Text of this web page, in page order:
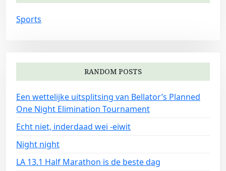
Sports
RANDOM POSTS
Een wettelijke uitsplitsing van Bellator’s Planned
One Night Elimination Tournament
Echt niet, inderdaad wei -eiwit
Night night
LA 13.1 Half Marathon is de beste dag